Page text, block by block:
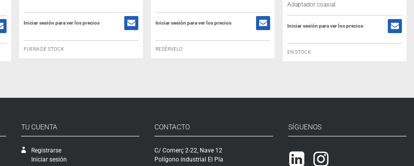
Iniciar sesión para ver los precios
FUERA DE STOCK
Iniciar sesión para ver los precios
RESÉRVELO
Adaptador coaxial
Iniciar sesión para ver los precios
EN STOCK
TU CUENTA
Registrarse
Iniciar sesión
CONTACTO
C/ Comerç 2-22, Nave 12
Polígono industrial El Pla
SÍGUENOS
Linkedin
Instagram